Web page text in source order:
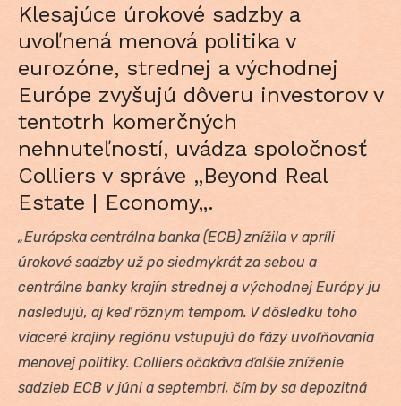
Klesajúce úrokové sadzby a
uvoľnená menová politika v
eurozóne, strednej a východnej
Európe zvyšujú dôveru investorov v
tentotrh komerčných
nehnuteľností, uvádza spoločnosť
Colliers v správe „Beyond Real
Estate | Economy„.
„Európska centrálna banka (ECB) znížila v apríli
úrokové sadzby už po siedmykrát za sebou a
centrálne banky krajín strednej a východnej Európy ju
nasledujú, aj keď rôznym tempom. V dôsledku toho
viaceré krajiny regiónu vstupujú do fázy uvoľňovania
menovej politiky. Colliers očakáva ďalšie zníženie
sadzieb ECB v júni a septembri, čím by sa depozitná